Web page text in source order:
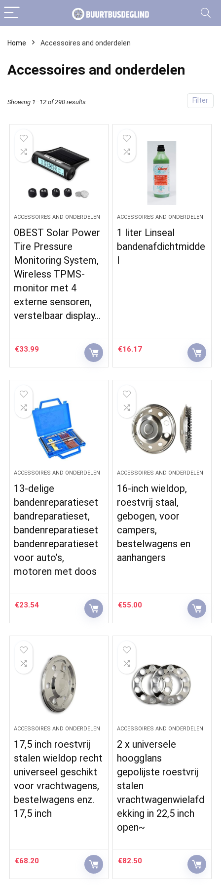
Home Accessoires and onderdelen
Accessoires and onderdelen
Filter
Showing 1–12 of 290 results
ACCESSOIRES AND ONDERDELEN
0BEST Solar Power
Tire Pressure
Monitoring System,
Wireless TPMS-
monitor met 4
externe sensoren,
verstelbaar display…
€33.99
ACCESSOIRES AND ONDERDELEN
1 liter Linseal
bandenafdichtmidde
l
€16.17
ACCESSOIRES AND ONDERDELEN
13-delige
bandenreparatieset
bandreparatieset,
bandenreparatieset
bandenreparatieset
voor auto’s,
motoren met doos
€23.54
ACCESSOIRES AND ONDERDELEN
16-inch wieldop,
roestvrij staal,
gebogen, voor
campers,
bestelwagens en
aanhangers
€55.00
ACCESSOIRES AND ONDERDELEN
17,5 inch roestvrij
stalen wieldop recht
universeel geschikt
voor vrachtwagens,
bestelwagens enz.
17,5 inch
€68.20
ACCESSOIRES AND ONDERDELEN
2 x universele
hoogglans
gepolijste roestvrij
stalen
vrachtwagenwielafd
ekking in 22,5 inch
open~
€82.50